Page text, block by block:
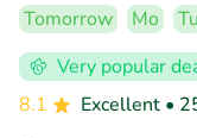
Tomorrow Mo Tu
Very popular
8.1
Excellent •